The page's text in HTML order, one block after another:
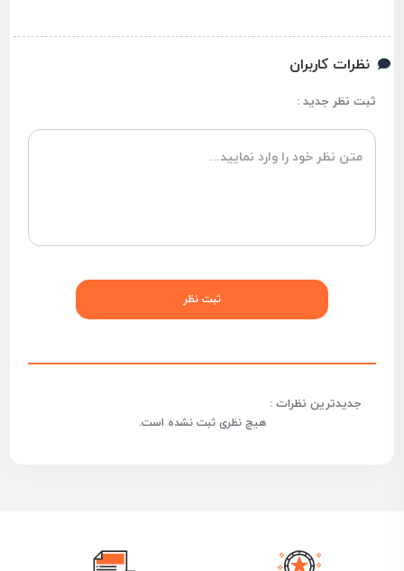
نظرات کاربران
ثبت نظر جدید :
جدیدترین نظرات :
هیچ نظری ثبت نشده است.